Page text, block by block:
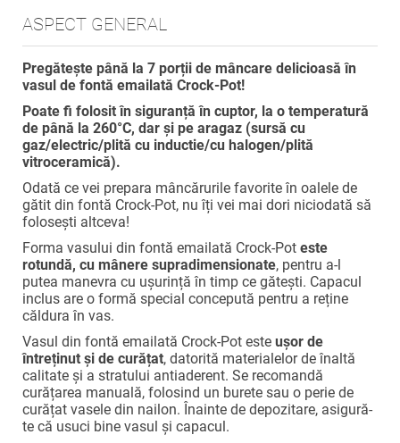
ASPECT GENERAL
Pregătește până la 7 porții de mâncare delicioasă în
vasul de fontă emailată Crock-Pot!
Poate fi folosit în siguranță în cuptor, la o temperatură
de până la 260°C, dar și pe aragaz (sursă cu
gaz/electric/plită cu inductie/cu halogen/plită
vitroceramică).
Odată ce vei prepara mâncărurile favorite în oalele de
gătit din fontă Crock-Pot, nu îți vei mai dori niciodată să
folosești altceva!
Forma vasuluidin fontă emailată Crock-Poteste
rotundă, cu mânere supradimensionate, pentru a-l
putea manevra cu ușurință în timp ce gătești. Capacul
inclus are o formă special concepută pentru a reține
căldura în vas.
Vasul din fontă emailată Crock-Pot este ușor de
întreținut și de curățat, datorită materialelor de înaltă
calitate și a stratului antiaderent. Se recomandă
curățarea manuală, folosind un burete sau o perie de
curățat vasele din nailon. Înainte de depozitare, asigură-
te că usuci bine vasul și capacul.